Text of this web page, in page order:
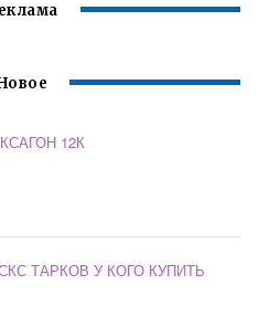
12К
ТАРКОВ У КОГО КУПИТЬ